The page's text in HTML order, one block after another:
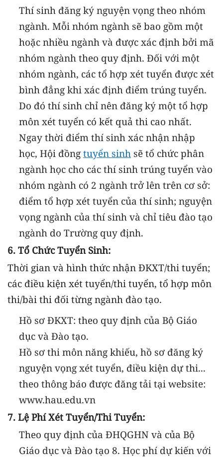
Thí sinh đăng ký nguyện vọng theo nhóm
ngành. Mỗi nhóm ngành sẽ bao gồm một
hoặc nhiều ngành và được xác định bởi mã
nhóm ngành theo quy định. Đối với một
nhóm ngành, các tổ hợp xét tuyển được xét
bình đẳng khi xác định điểm trúng tuyển.
Do đó thí sinh chỉ nên đăng ký một tổ hợp
môn xét tuyển có kết quả thi cao nhất.
Ngay thời điểm thí sinh xác nhận nhập
học, Hội đồng tuyển sinh sẽ tổ chức phân
ngành học cho các thí sinh trúng tuyển vào
nhóm ngành có 2 ngành trở lên trên cơ sở:
điểm tổ hợp xét tuyển của thí sinh; nguyện
vọng ngành của thí sinh và chỉ tiêu đào tạo
ngành do Trường quy định.
6. Tổ Chức Tuyển Sinh:
Thời gian và hình thức nhận ĐKXT/thi tuyển;
các điều kiện xét tuyển/thi tuyển, tổ hợp môn
thi/bài thi đối từng ngành đào tạo.
Hồ sơ ĐKXT: theo quy định của Bộ Giáo
dục và Đào tạo.
Hồ sơ thi môn năng khiếu, hồ sơ đăng ký
nguyện vọng xét tuyển, điều kiện dự thi...
theo thông báo được đăng tải tại website:
www.hau.edu.vn
7. Lệ Phí Xét Tuyển/thi Tuyển:
Theo quy định của ĐHQGHN và của Bộ
Giáo dục và Đào tạo 8. Học phí dự kiến với